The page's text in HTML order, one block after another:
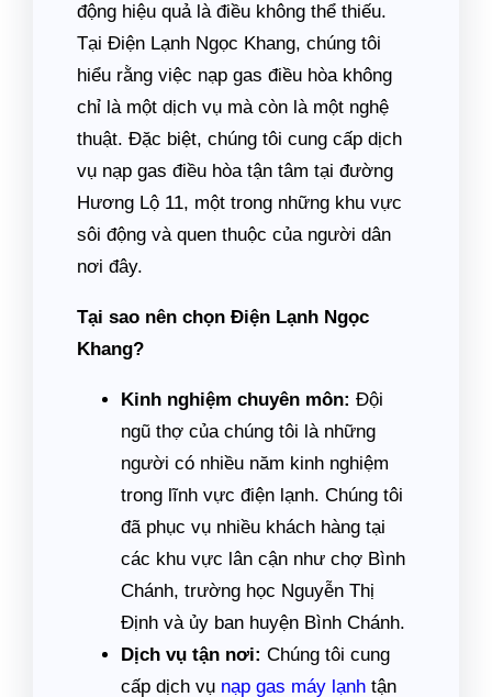
động hiệu quả là điều không thể thiếu.
Tại Điện Lạnh Ngọc Khang, chúng tôi
hiểu rằng việc nạp gas điều hòa không
chỉ là một dịch vụ mà còn là một nghệ
thuật. Đặc biệt, chúng tôi cung cấp dịch
vụ nạp gas điều hòa tận tâm tại đường
Hương Lộ 11, một trong những khu vực
sôi động và quen thuộc của người dân
nơi đây.
Tại sao nên chọn Điện Lạnh Ngọc
Khang?
Kinh nghiệm chuyên môn: Đội
ngũ thợ của chúng tôi là những
người có nhiều năm kinh nghiệm
trong lĩnh vực điện lạnh. Chúng tôi
đã phục vụ nhiều khách hàng tại
các khu vực lân cận như chợ Bình
Chánh, trường học Nguyễn Thị
Định và ủy ban huyện Bình Chánh.
Dịch vụ tận nơi: Chúng tôi cung
cấp dịch vụ nạp gas máy lạnh tận